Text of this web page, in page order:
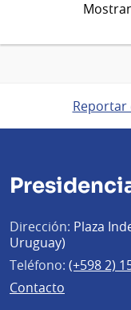
Dirección: Plaza
Uruguay)
Teléfono: (+598 2)
Contacto